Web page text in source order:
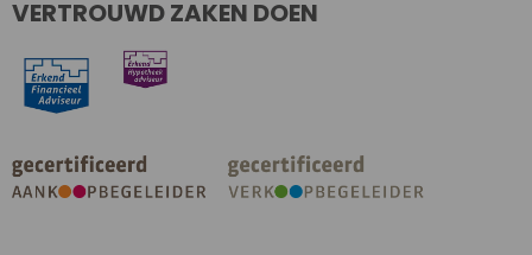
VERTROUWD ZAKEN DOEN